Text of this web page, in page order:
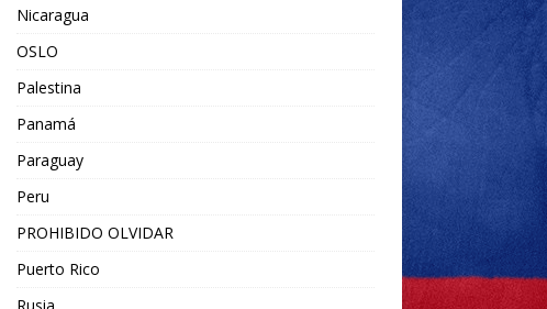
Nicaragua
OSLO
Palestina
Panamá
Paraguay
Peru
PROHIBIDO OLVIDAR
Puerto Rico